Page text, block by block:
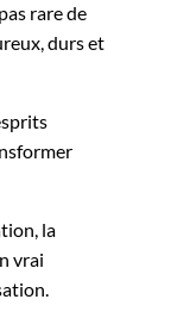
rare de
durs et
la
vrai